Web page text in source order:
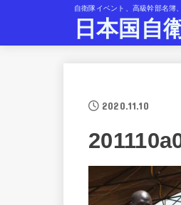
自衛隊イベント、高級幹部名簿
日本国自
2020.11.10